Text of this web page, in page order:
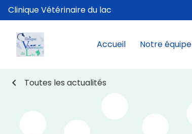
Clinique Vétérinaire du lac
Accueil Notre équipe
chevron_left Toutes les actualités